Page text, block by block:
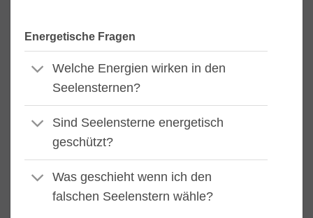
Energetische Fragen
Welche Energien wirken in den
Seelensternen?
Sind Seelensterne energetisch
geschützt?
Was geschieht wenn ich den
falschen Seelenstern wähle?